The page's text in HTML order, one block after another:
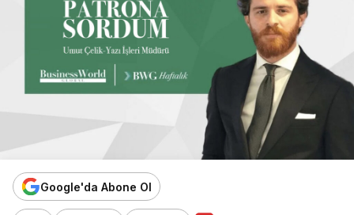
Google'da Abone Ol